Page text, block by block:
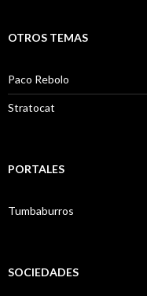
OTROS TEMAS
Paco Rebolo
Stratocat
PORTALES
Tumbaburros
SOCIEDADES